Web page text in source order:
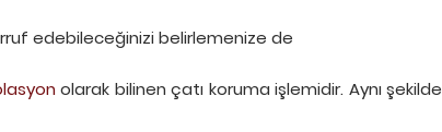
edebileceğinizi belirlemenize de
olarak bilinen çatı koruma işlemidir. Aynı şekilde